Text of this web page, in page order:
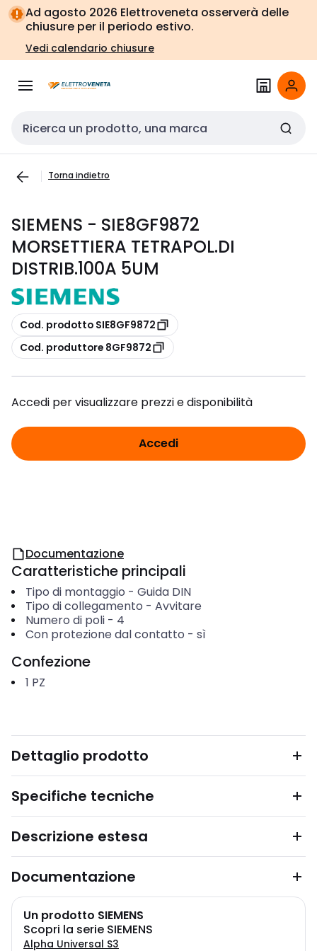
Vai alla
navigazione
Vai
alla
pagina
Ad agosto 2026 Elettroveneta osserverà delle
chiusure per il periodo estivo.
Vedi calendario chiusure
Cerca input
Torna indietro
SIEMENS - SIE8GF9872
MORSETTIERA TETRAPOL.DI
DISTRIB.100A 5UM
copia
Cod. prodotto SIE8GF9872
copia
Cod. produttore 8GF9872
Accedi per visualizzare prezzi e disponibilità
Accedi
Documentazione
Caratteristiche principali
Tipo di montaggio - Guida DIN
Tipo di collegamento - Avvitare
Numero di poli- 4
Con protezione dal contatto - sì
Confezione
1 PZ
Dettaglio prodotto
Specifiche tecniche
Descrizione estesa
Documentazione
Un prodotto SIEMENS
Scopri la serie SIEMENS
Alpha Universal S3